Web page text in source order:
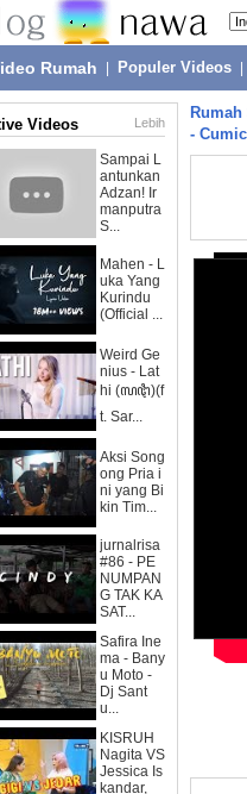
Rumah Populer Videos
Videos Lebih
Sampai L
antunkan
Adzan! Ir
manputra
S...
Mahen - L
uka Yang
Kurindu
(Official ...
Weird Ge
nius - Lat
hi (ꦭꦛꦶ)(f
t. Sar...
Aksi Song
ong Pria i
ni yang Bi
kin Tim...
jurnalrisa
#86 - PE
NUMPAN
G TAK KA
SAT...
Safira Ine
ma - Bany
u Moto -
Dj Sant
u...
KISRUH
Nagita VS
Jessica Is
kandar,
Rumah
-